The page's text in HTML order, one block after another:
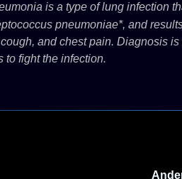
is a type of lung infection
pneumoniae*, and
and chest pain. Diagnosis
to fight the infection.